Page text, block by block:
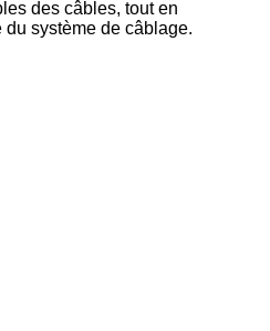
Eesti Keel
des câbles, tout en
système de câblage.